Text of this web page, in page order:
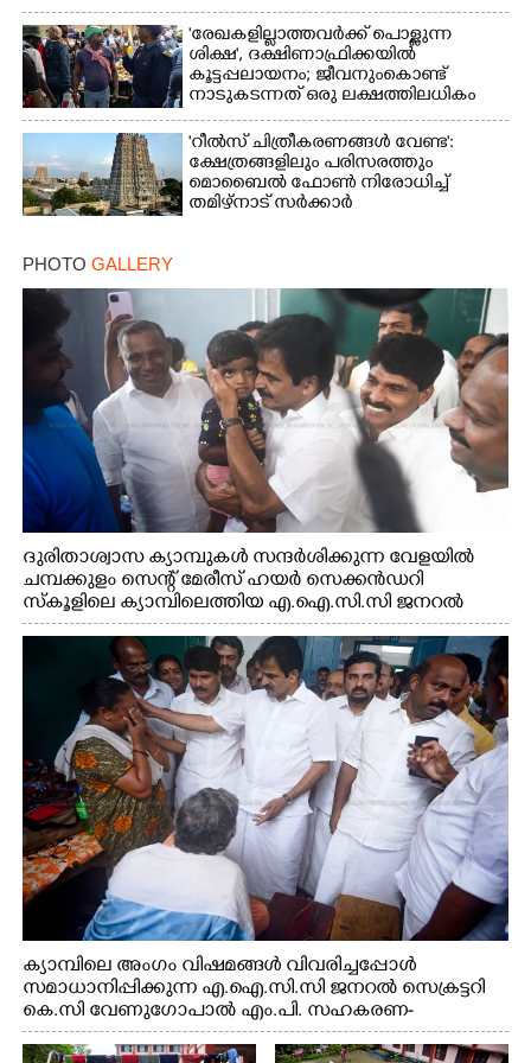
'രേഖകളില്ലാത്തവർക്ക് പൊള്ളുന്ന
ശിക്ഷ', ദക്ഷിണാഫ്രിക്കയിൽ
കൂട്ടപ്പലായനം; ജീവനുംകൊണ്ട്
നാടുകടന്നത് ഒരു ലക്ഷത്തിലധികം
പേർ
'റീൽസ് ചിത്രീകരണങ്ങൾ വേണ്ട':
ക്ഷേത്രങ്ങളിലും പരിസരത്തും
മൊബൈൽ ഫോൺ നിരോധിച്ച്
തമിഴ്നാട് സർക്കാർ
PHOTO GALLERY
ദുരിതാശ്വാസ ക്യാമ്പുകൾ സന്ദർശിക്കുന്ന വേളയിൽ
ചമ്പക്കുളം സെന്റ് മേരീസ് ഹയർ സെക്കൻഡറി
സ്കൂളിലെ ക്യാമ്പിലെത്തിയ എ.ഐ.സി.സി ജനറൽ
സെക്രട്ടറി കെ.സി വേണുഗോപാൽ എം.പി കുരുന്നിനെ
എടുത്ത് ലാളിച്ചപ്പോൾ. സഹകരണ-എക്സൈസ്
വകുപ്പ് മന്ത്രി എം. ലിജു, കൃഷിവകുപ്പ് മന്ത്രി ടി. സിദ്ദിഖ്,
റെജി ചെറിയാൻ എം. എൽ. എ എന്നിവർ സമീപം
ക്യാമ്പിലെ അംഗം വിഷമങ്ങൾ വിവരിച്ചപ്പോൾ
സമാധാനിപ്പിക്കുന്ന എ.ഐ.സി.സി ജനറൽ സെക്രട്ടറി
കെ.സി വേണുഗോപാൽ എം.പി. സഹകരണ-
എക്സൈസ് വകുപ്പ് മന്ത്രി എം. ലിജു, എന്നിവർ